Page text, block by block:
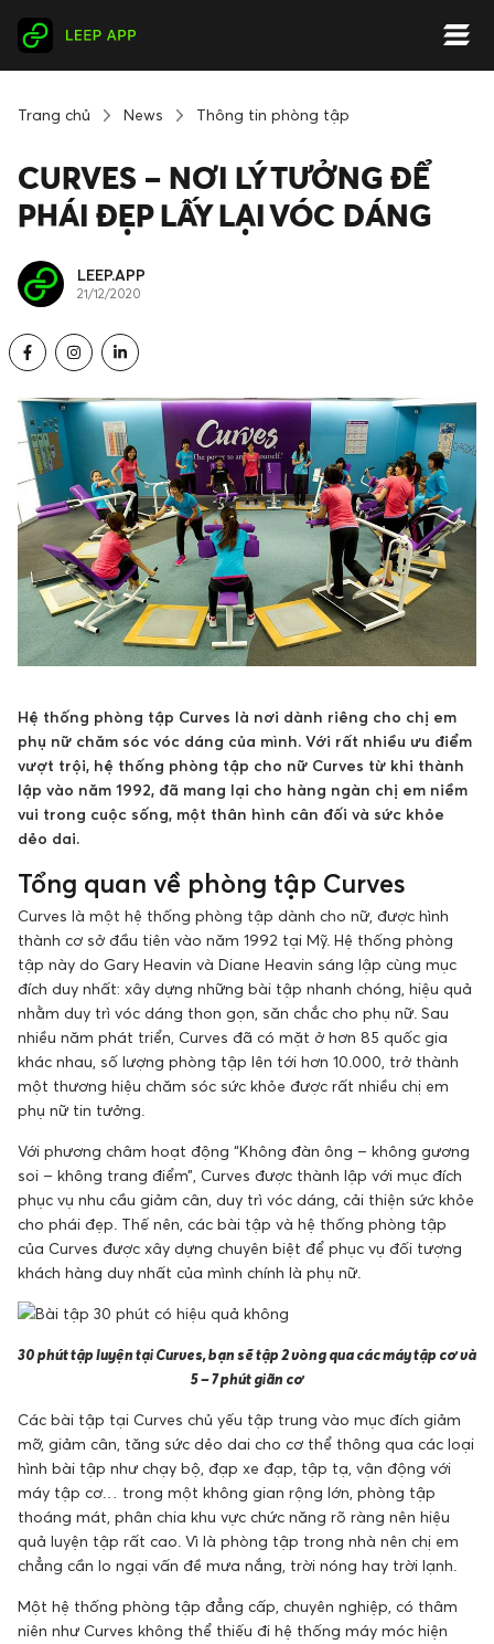
Trang chủ News Thông tin phòng tập
CURVES – NƠI LÝ TƯỞNG ĐỂ
PHÁI ĐẸP LẤY LẠI VÓC DÁNG
LEEP.APP
21/12/2020
Hệ thống phòng tập Curves là nơi dành riêng cho chị em
phụ nữ chăm sóc vóc dáng của mình. Với rất nhiều ưu điểm
vượt trội, hệ thống phòng tập cho nữ Curves từ khi thành
lập vào năm 1992, đã mang lại cho hàng ngàn chị em niềm
vui trong cuộc sống, một thân hình cân đối và sức khỏe
dẻo dai.
Tổng quan về phòng tập Curves
Curves là một hệ thống phòng tập dành cho nữ, được hình
thành cơ sở đầu tiên vào năm 1992 tại Mỹ. Hệ thống phòng
tập này do Gary Heavin và Diane Heavin sáng lập cùng mục
đích duy nhất: xây dựng những bài tập nhanh chóng, hiệu quả
nhằm duy trì vóc dáng thon gọn, săn chắc cho phụ nữ. Sau
nhiều năm phát triển, Curves đã có mặt ở hơn 85 quốc gia
khác nhau, số lượng phòng tập lên tới hơn 10.000, trở thành
một thương hiệu chăm sóc sức khỏe được rất nhiều chị em
phụ nữ tin tưởng.
Với phương châm hoạt động “Không đàn ông – không gương
soi – không trang điểm”, Curves được thành lập với mục đích
phục vụ nhu cầu giảm cân, duy trì vóc dáng, cải thiện sức khỏe
cho phái đẹp. Thế nên, các bài tập và hệ thống phòng tập
của Curves được xây dựng chuyên biệt để phục vụ đối tượng
khách hàng duy nhất của mình chính là phụ nữ.
30 phút tập luyện tại Curves, bạn sẽ tập 2 vòng qua các máy tập cơ và
5 – 7 phút giãn cơ
Các bài tập tại Curves chủ yếu tập trung vào mục đích giảm
mỡ, giảm cân, tăng sức dẻo dai cho cơ thể thông qua các loại
hình bài tập như chạy bộ, đạp xe đạp, tập tạ, vận động với
máy tập cơ… trong một không gian rộng lớn, phòng tập
thoáng mát, phân chia khu vực chức năng rõ ràng nên hiệu
quả luyện tập rất cao. Vì là phòng tập trong nhà nên chị em
chẳng cần lo ngại vấn đề mưa nắng, trời nóng hay trời lạnh.
Một hệ thống phòng tập đẳng cấp, chuyên nghiệp, có thâm
niên như Curves không thể thiếu đi hệ thống máy móc hiện